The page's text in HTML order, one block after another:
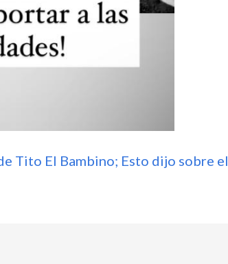
Tito El Bambino; Esto dijo sobre el